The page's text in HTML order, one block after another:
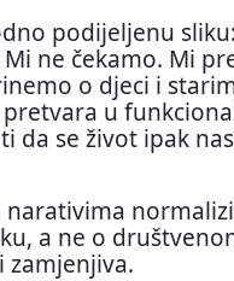
podijeljenu
ne čekamo. Mi
o djeci i
u
da se život ipak
a ne o
zamjenjiva.